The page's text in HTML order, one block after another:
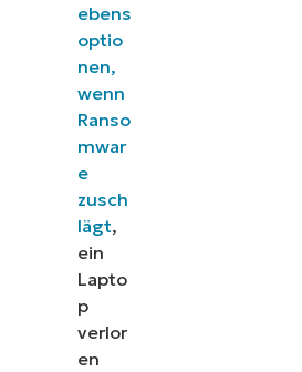
ebens
optio
nen,
wenn
Ranso
mwar
e
zusch
lägt,
ein
Lapto
p
verlor
en